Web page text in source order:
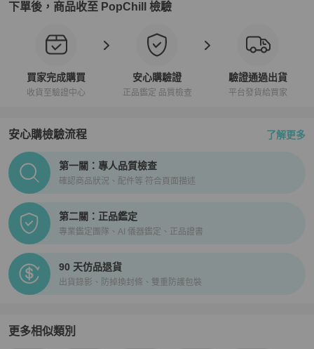
下單後，商品收至 PopChill 檢驗
買家完成購買
收貨至驗證中心
安心購驗證
正品鑑定 品質檢查
驗證通過出貨
平台發貨給買家
安心購檢驗流程 了解更多
PopChill拍拍圈正品驗證、安心購檢驗流程介紹
第一關：專人品質檢查
確認商品狀況、配件等 符合頁面描述
第二關：正品鑑定
專業鑑定團隊、AI 儀器鑑定、正品證書
90 天仿品退貨
出貨錄影、防掉換封條、雙重防護包裝
更多相似類別